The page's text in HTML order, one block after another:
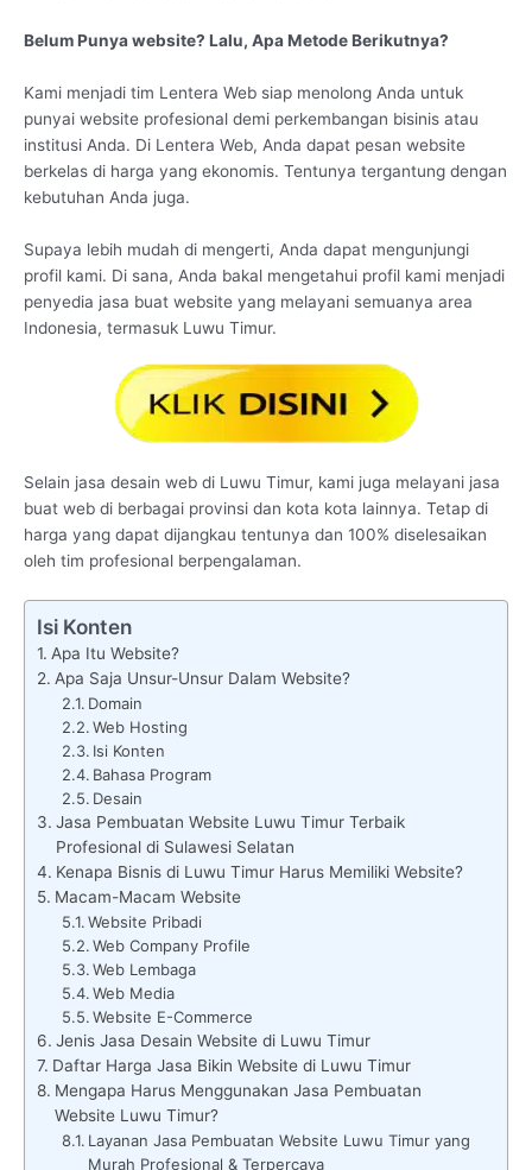
Belum Punya website? Lalu, Apa Metode Berikutnya?
Kami menjadi tim Lentera Web siap menolong Anda untuk
punyai website profesional demi perkembangan bisinis atau
institusi Anda. Di Lentera Web, Anda dapat pesan website
berkelas di harga yang ekonomis. Tentunya tergantung dengan
kebutuhan Anda juga.
Supaya lebih mudah di mengerti, Anda dapat mengunjungi
profil kami. Di sana, Anda bakal mengetahui profil kami menjadi
penyedia jasa buat website yang melayani semuanya area
Indonesia, termasuk Luwu Timur.
Selain jasa desain web di Luwu Timur, kami juga melayani jasa
buat web di berbagai provinsi dan kota kota lainnya. Tetap di
harga yang dapat dijangkau tentunya dan 100% diselesaikan
oleh tim profesional berpengalaman.
Isi Konten
Apa Itu Website?
Apa Saja Unsur-Unsur Dalam Website?
Domain
Web Hosting
Isi Konten
Bahasa Program
Desain
Jasa Pembuatan Website Luwu Timur Terbaik
Profesional di Sulawesi Selatan
Kenapa Bisnis di Luwu Timur Harus Memiliki Website?
Macam-Macam Website
Website Pribadi
Web Company Profile
Web Lembaga
Web Media
Website E-Commerce
Jenis Jasa Desain Website di Luwu Timur
Daftar Harga Jasa Bikin Website di Luwu Timur
Mengapa Harus Menggunakan Jasa Pembuatan
Website Luwu Timur?
Layanan Jasa Pembuatan Website Luwu Timur yang
Murah Profesional & Terpercaya